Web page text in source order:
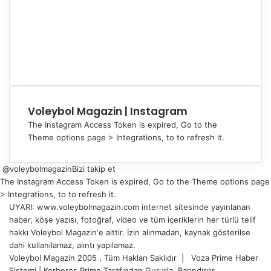
Voleybol Magazin | Instagram
The Instagram Access Token is expired, Go to the
Theme options page > Integrations, to to refresh it.
@voleybolmagazinBizi takip et
The Instagram Access Token is expired, Go to the Theme options page
> Integrations, to to refresh it.
UYARI: www.voleybolmagazin.com internet sitesinde yayınlanan
haber, köşe yazısı, fotoğraf, video ve tüm içeriklerin her türlü telif
hakkı Voleybol Magazin'e aittir. İzin alınmadan, kaynak gösterilse
dahi kullanılamaz, alıntı yapılamaz.
Voleybol Magazin 2005 , Tüm Hakları Saklıdır | Voza Prime Haber